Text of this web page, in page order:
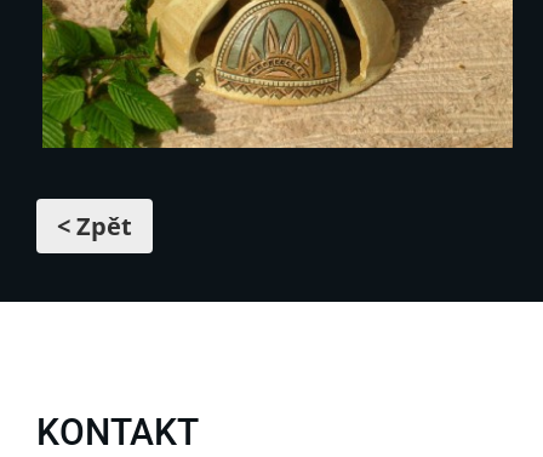
< Zpět
KONTAKT